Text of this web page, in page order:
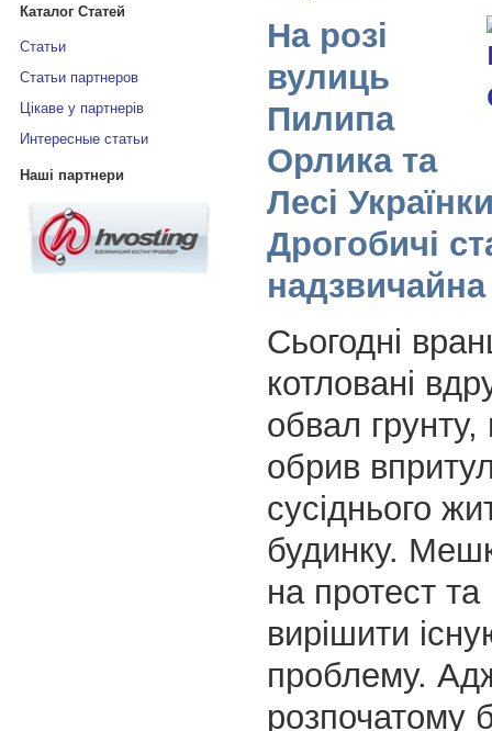
Каталог Статей
Статьи
Статьи партнеров
Цікаве у партнерів
Интересные статьи
Наші партнери
На розі
вулиць
Пилипа
Орлика та
Лесі
Дрогобичі
надзвичайна
Сьогодні
котловані
обвал
обрив
сусіднього
будинку.
на протест
вирішити
проблему.
розпочатому